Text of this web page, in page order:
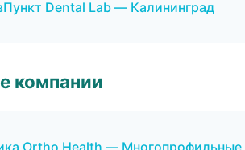
Dental Lab — Калининград
компании
Ortho Health — Многопрофильные